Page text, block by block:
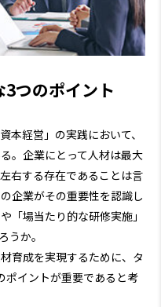
つのポイント
本経営」の実践において、
。企業にとって人材は最大
右する存在であることは言
企業がその重要性を認識し
「場当たり的な研修実施」
うか。
育成を実現するために、タ
ポイントが重要であると考